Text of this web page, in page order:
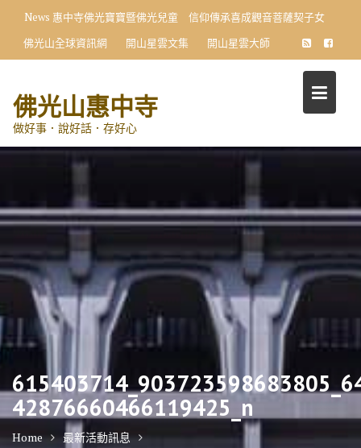
content
News 惠中寺佛光寶寶暨佛光兒童 信仰傳承喜成觀音菩薩契子女
佛光山全球資訊網
開山星雲文集 開山星雲大師
佛光山惠中寺
做好事．說好話．存好心
42876660466119425_n
Home
最新活動訊息